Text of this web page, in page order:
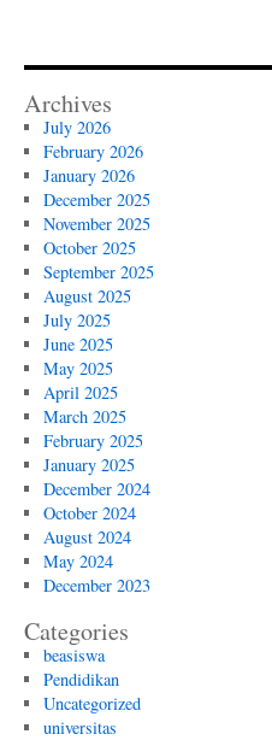
Archives
July 2026
February 2026
January 2026
December 2025
November 2025
October 2025
September 2025
August 2025
July 2025
June 2025
May 2025
April 2025
March 2025
February 2025
January 2025
December 2024
October 2024
August 2024
May 2024
December 2023
Categories
beasiswa
Pendidikan
Uncategorized
universitas